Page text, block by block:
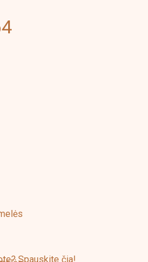
Spauskite čia!